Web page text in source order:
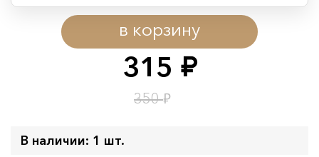
315 руб.
350₽
в корзину
Период действия акции:
Начало:
08.08.2026 00:01
Окончание:
09.08.2026 23:59
Время до окончания:
В наличии: 1 шт.